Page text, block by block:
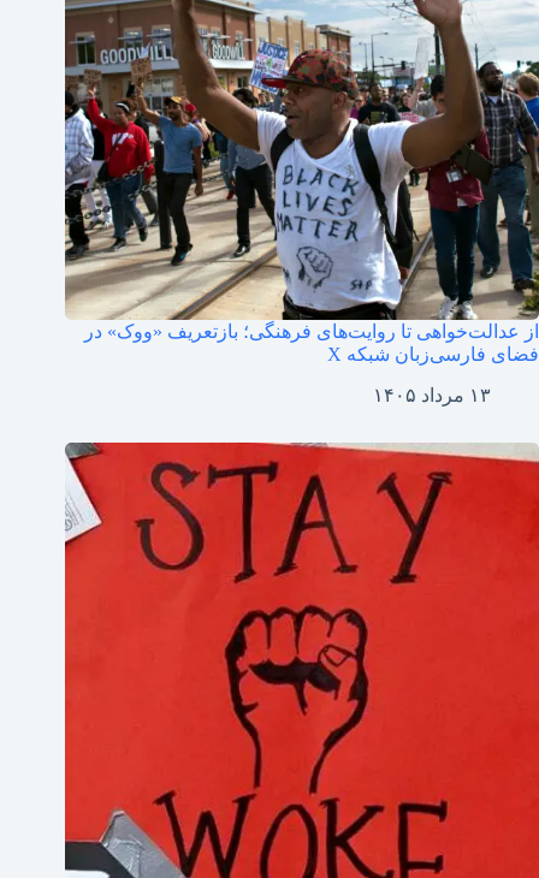
از عدالت‌خواهی تا روایت‌های فرهنگی؛ بازتعریف «ووک» در
فضای فارسی‌زبان شبکه X
۱۳ مرداد ۱۴۰۵